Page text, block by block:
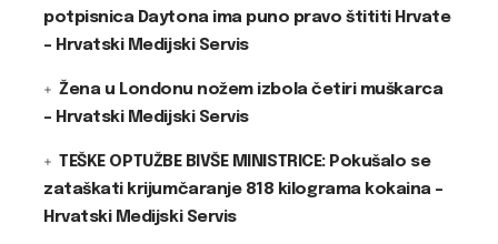
potpisnica Daytona ima puno pravo štititi Hrvate
– Hrvatski Medijski Servis
Žena u Londonu nožem izbola četiri muškarca
– Hrvatski Medijski Servis
TEŠKE OPTUŽBE BIVŠE MINISTRICE: Pokušalo se
zataškati krijumčaranje 818 kilograma kokaina –
Hrvatski Medijski Servis